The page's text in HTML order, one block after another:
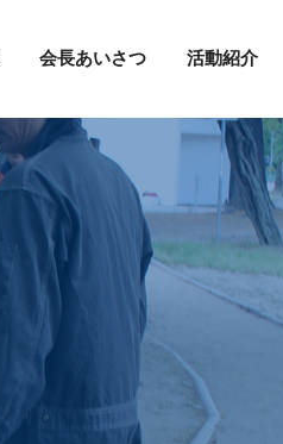
会長あいさつ 活動紹介